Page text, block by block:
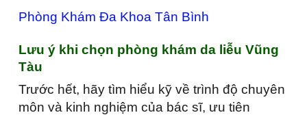
Phòng Khám Đa Khoa Tân Bình
Lưu ý khi chọn phòng khám da liễu Vũng
Tàu
Trước hết, hãy tìm hiểu kỹ về trình độ chuyên
môn và kinh nghiệm của bác sĩ, ưu tiên